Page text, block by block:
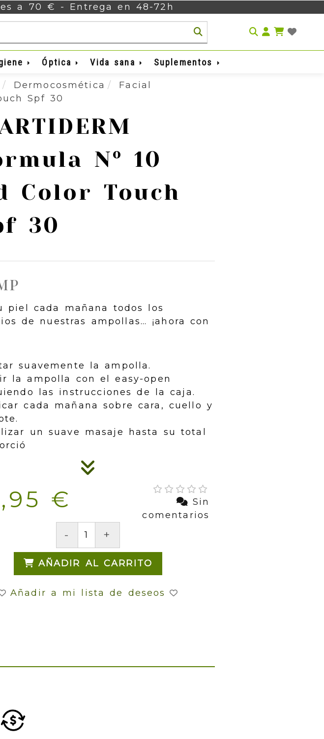
a 70 € - Entrega en 48-72h
Óptica Vida sana Suplementos
Dermocosmética
Facial
Spf 30
Nº 10
Color Touch
30
piel cada mañana todos los
de nuestras ampollas… ¡ahora con
suavemente la ampolla.
la ampolla con el easy-open
las instrucciones de la caja.
cada mañana sobre cara, cuello y
un suave masaje hasta su total
€
Sin
comentarios
- +
AÑADIR AL CARRITO
Añadir a mi lista de deseos